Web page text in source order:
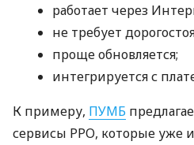
работает через
не требует
проще обновляется;
интегрируется с
К примеру, ПУМБ
сервисы РРО, которые уже